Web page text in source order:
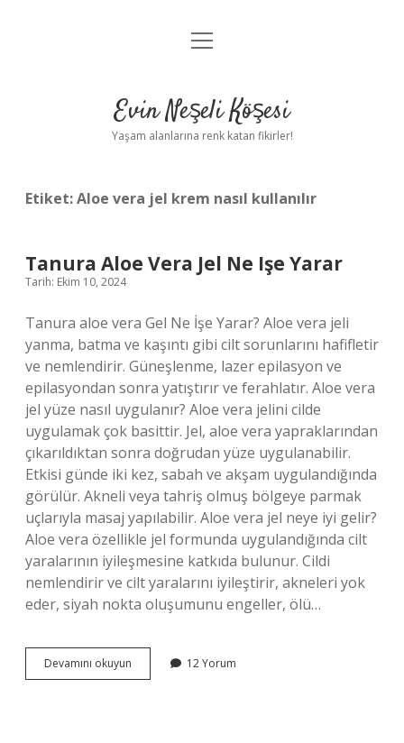
Anasayfa
Yasal Uyarı
menüyü
Evin Neşeli Köşesi
Yaşam alanlarına renk katan fikirler!
Etiket:Aloe vera jel krem nasıl kullanılır
Tanura Aloe Vera Jel Ne Işe Yarar
Tarih: Ekim 10, 2024
Tanura aloe vera Gel Ne İşe Yarar? Aloe vera jeli
yanma, batma ve kaşıntı gibi cilt sorunlarını hafifletir
ve nemlendirir. Güneşlenme, lazer epilasyon ve
epilasyondan sonra yatıştırır ve ferahlatır. Aloe vera
jel yüze nasıl uygulanır? Aloe vera jelini cilde
uygulamak çok basittir. Jel, aloe vera yapraklarından
çıkarıldıktan sonra doğrudan yüze uygulanabilir.
Etkisi günde iki kez, sabah ve akşam uygulandığında
görülür. Akneli veya tahriş olmuş bölgeye parmak
uçlarıyla masaj yapılabilir. Aloe vera jel neye iyi gelir?
Aloe vera özellikle jel formunda uygulandığında cilt
yaralarının iyileşmesine katkıda bulunur. Cildi
nemlendirir ve cilt yaralarını iyileştirir, akneleri yok
eder, siyah nokta oluşumunu engeller, ölü…
Devamını okuyun
Aloe
12 Yorum